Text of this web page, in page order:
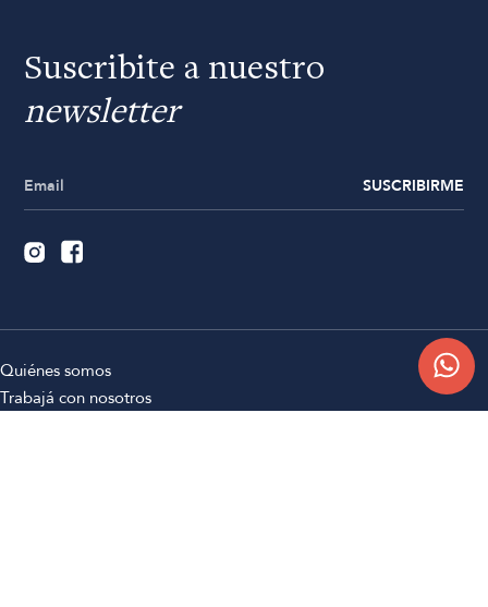
Suscribite a nuestro
newsletter
SUSCRIBIRME
Quiénes somos
Trabajá con nosotros